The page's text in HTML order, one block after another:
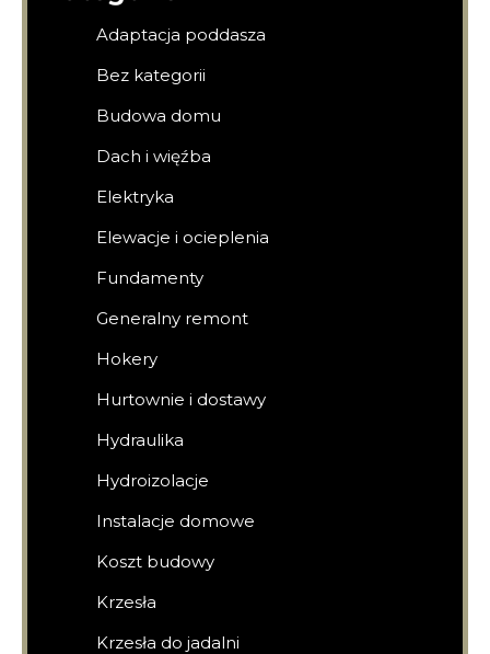
Adaptacja poddasza
Bez kategorii
Budowa domu
Dach i więźba
Elektryka
Elewacje i ocieplenia
Fundamenty
Generalny remont
Hokery
Hurtownie i dostawy
Hydraulika
Hydroizolacje
Instalacje domowe
Koszt budowy
Krzesła
Krzesła do jadalni